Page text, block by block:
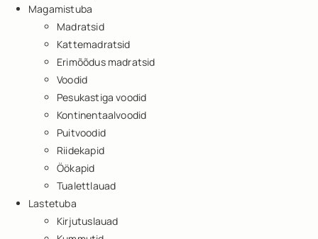
Magamistuba
Madratsid
Kattemadratsid
Erimõõdus madratsid
Voodid
Pesukastiga voodid
Kontinentaalvoodid
Puitvoodid
Riidekapid
Öökapid
Tualettlauad
Lastetuba
Kirjutuslauad